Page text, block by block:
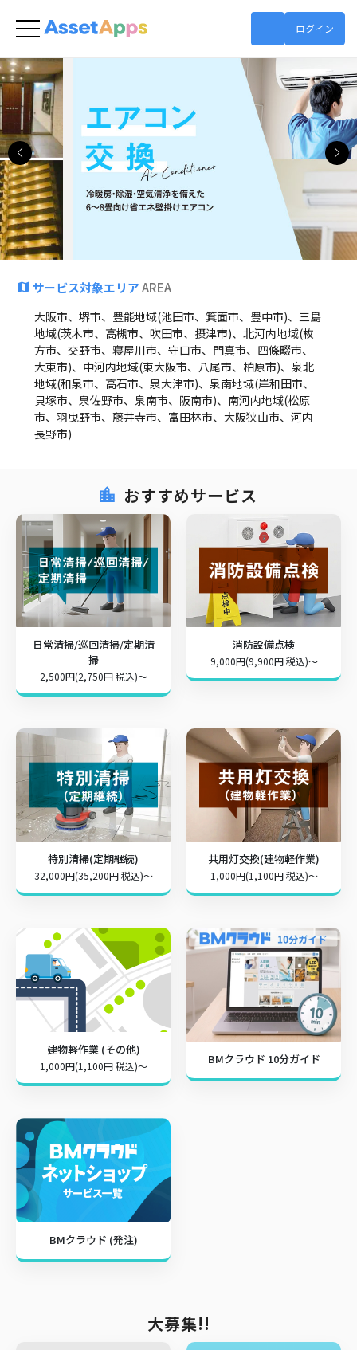
ログイン
ネットショップ
サービス対象エリアAREA
大阪市、堺市、豊能地域(池田市、箕面市、豊中市)、三島
地域(茨木市、高槻市、吹田市、摂津市)、北河内地域(枚
方市、交野市、寝屋川市、守口市、門真市、四條畷市、
大東市)、中河内地域(東大阪市、八尾市、柏原市)、泉北
地域(和泉市、高石市、泉大津市)、泉南地域(岸和田市、
貝塚市、泉佐野市、泉南市、阪南市)、南河内地域(松原
市、羽曳野市、藤井寺市、富田林市、大阪狭山市、河内
長野市)
おすすめサービス
日常清掃/巡回清掃/定期清
掃
2,500円(2,750円 税込)～
消防設備点検
9,000円(9,900円 税込)～
特別清掃(定期継続)
32,000円(35,200円 税込)～
共用灯交換(建物軽作業)
1,000円(1,100円 税込)～
建物軽作業 (その他)
1,000円(1,100円 税込)～
BMクラウド 10分ガイド
BMクラウド (発注)
大募集!!